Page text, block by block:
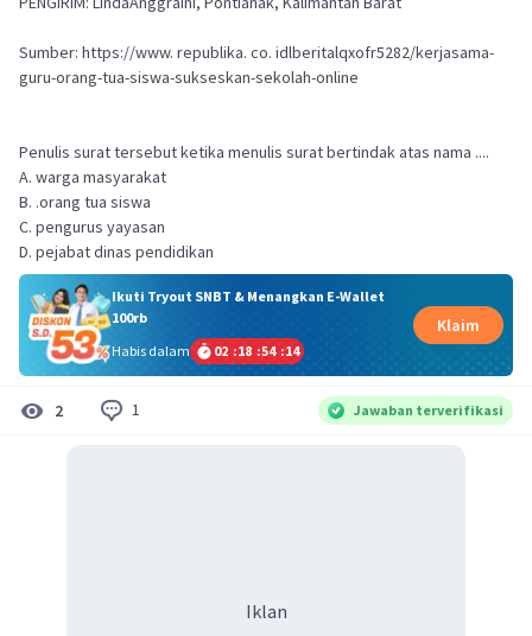
Sumber: https://www. republika. co. idlberitalqxofr5282/kerjasama-
guru-orang-tua-siswa-sukseskan-sekolah-online
Penulis surat tersebut ketika menulis surat bertindak atas nama ....
A. warga masyarakat
B. .orang tua siswa
C. pengurus yayasan
D. pejabat dinas pendidikan
Ikuti Tryout SNBT & Menangkan E-Wallet
100rb
Habis dalam
02 :18 :54 :14
Klaim
2 1 Jawaban terverifikasi
Iklan